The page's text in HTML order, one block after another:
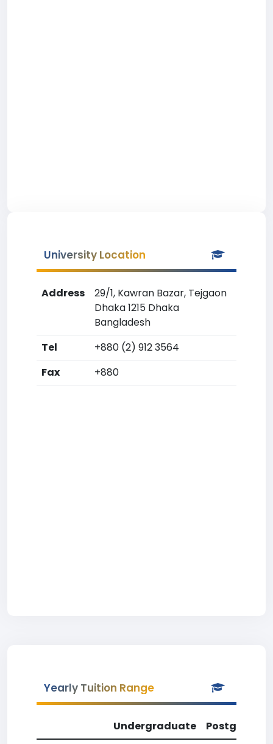
University Location
Address
29/1, Kawran Bazar, Tejgaon
Dhaka 1215 Dhaka
Bangladesh
Tel
+880 (2) 912 3564
Fax
+880
Yearly Tuition Range
Undergraduate